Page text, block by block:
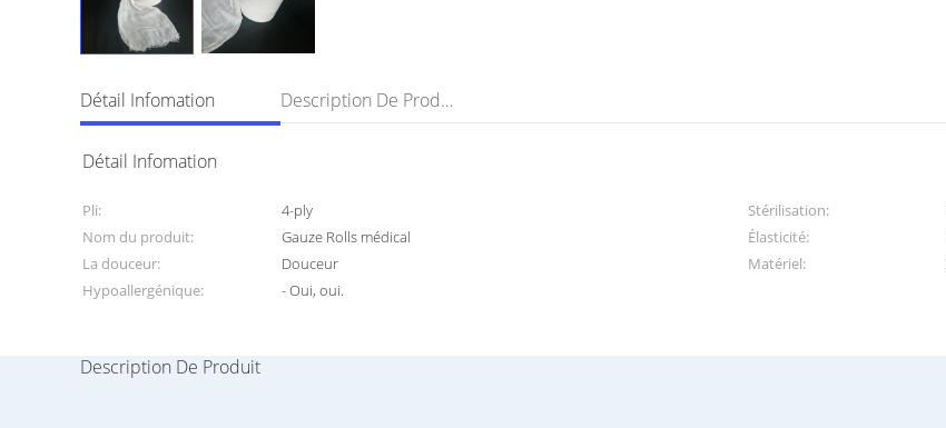
Détail Infomation Description De Produit
Détail Infomation
Pli: 4-ply Stérilisation:
Nom du produit:
Gauze Rolls médical Élasticité:
La douceur:
Douceur Matériel:
Hypoallergénique:
- Oui, oui.
Description De Produit